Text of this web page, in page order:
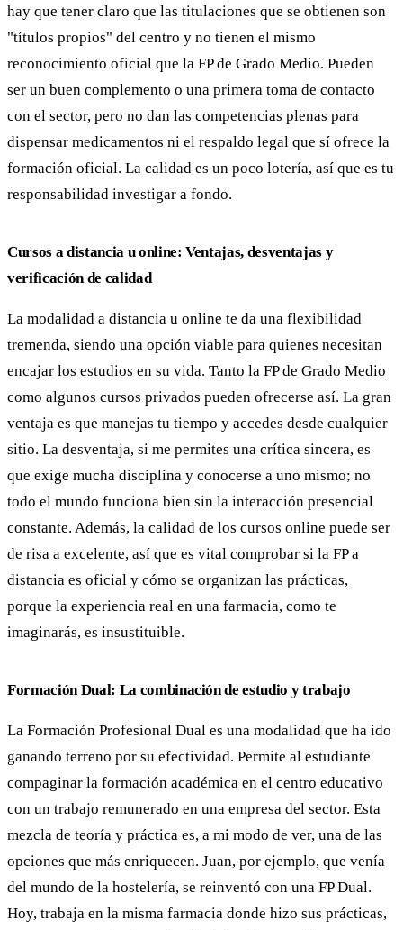
hay que tener claro que las titulaciones que se obtienen son
"títulos propios" del centro y no tienen el mismo
reconocimiento oficial que la FP de Grado Medio. Pueden
ser un buen complemento o una primera toma de contacto
con el sector, pero no dan las competencias plenas para
dispensar medicamentos ni el respaldo legal que sí ofrece la
formación oficial. La calidad es un poco lotería, así que es tu
responsabilidad investigar a fondo.
Cursos a distancia u online: Ventajas, desventajas y
verificación de calidad
La modalidad a distancia u online te da una flexibilidad
tremenda, siendo una opción viable para quienes necesitan
encajar los estudios en su vida. Tanto la FP de Grado Medio
como algunos cursos privados pueden ofrecerse así. La gran
ventaja es que manejas tu tiempo y accedes desde cualquier
sitio. La desventaja, si me permites una crítica sincera, es
que exige mucha disciplina y conocerse a uno mismo; no
todo el mundo funciona bien sin la interacción presencial
constante. Además, la calidad de los cursos online puede ser
de risa a excelente, así que es vital comprobar si la FP a
distancia es oficial y cómo se organizan las prácticas,
porque la experiencia real en una farmacia, como te
imaginarás, es insustituible.
Formación Dual: La combinación de estudio y trabajo
La Formación Profesional Dual es una modalidad que ha ido
ganando terreno por su efectividad. Permite al estudiante
compaginar la formación académica en el centro educativo
con un trabajo remunerado en una empresa del sector. Esta
mezcla de teoría y práctica es, a mi modo de ver, una de las
opciones que más enriquecen. Juan, por ejemplo, que venía
del mundo de la hostelería, se reinventó con una FP Dual.
Hoy, trabaja en la misma farmacia donde hizo sus prácticas,